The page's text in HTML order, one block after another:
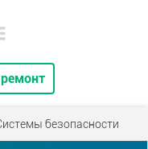
безопасности